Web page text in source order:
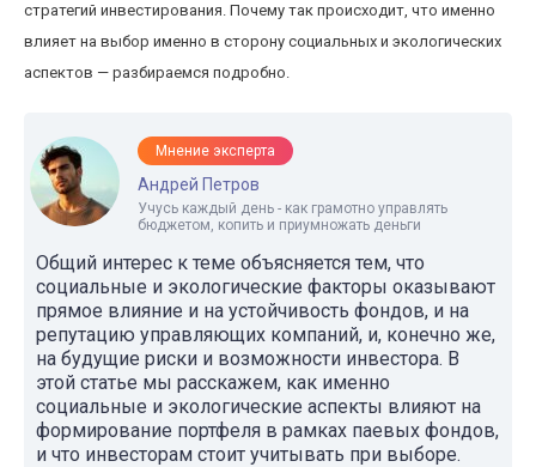
стратегий инвестирования. Почему так происходит, что именно
влияет на выбор именно в сторону социальных и экологических
аспектов — разбираемся подробно.
Мнение эксперта
Андрей Петров
Учусь каждый день - как грамотно управлять
бюджетом, копить и приумножать деньги
Общий интерес к теме объясняется тем, что
социальные и экологические факторы оказывают
прямое влияние и на устойчивость фондов, и на
репутацию управляющих компаний, и, конечно же,
на будущие риски и возможности инвестора. В
этой статье мы расскажем, как именно
социальные и экологические аспекты влияют на
формирование портфеля в рамках паевых фондов,
и что инвесторам стоит учитывать при выборе.